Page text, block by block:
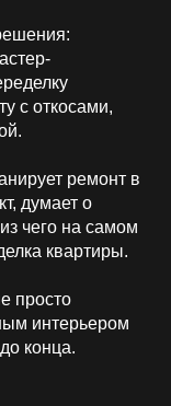
с откосами,
ремонт в
думает о
чего на самом
квартиры.
просто
интерьером
конца.